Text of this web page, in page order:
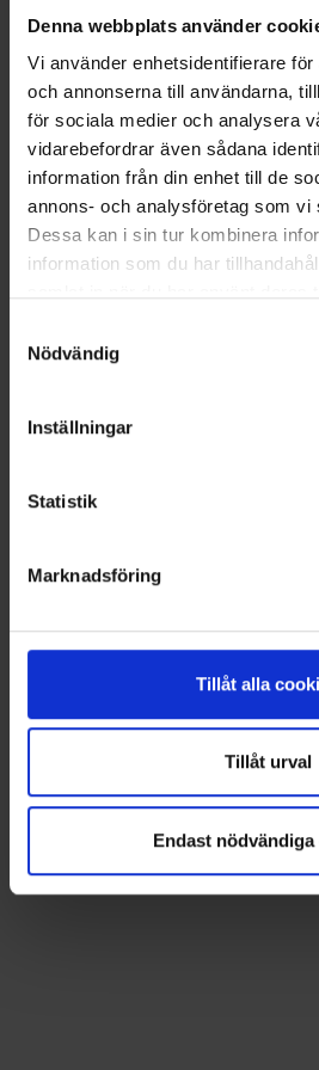
Denna webbplats använder
Vi använder enhetsidentifierare
och annonserna till användarna,
för sociala medier och analysera
vidarebefordrar även sådana
information från din enhet till de
annons- och analysföretag som vi
Dessa kan i sin tur kombinera
information som du har
Nödvändig
Inställningar
Statistik
Marknadsföring
Tillåt alla
Tillåt urval
Endast nödvändiga
Neverlost Sittunderlag
125 kr
Andra köpte även